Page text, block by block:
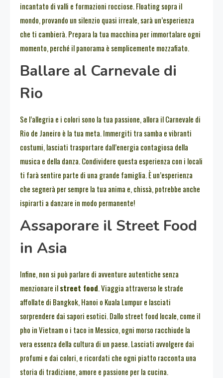
incantato di valli e formazioni rocciose. Floating sopra il
mondo, provando un silenzio quasi irreale, sarà un’esperienza
che ti cambierà. Prepara la tua macchina per immortalare ogni
momento, perché il panorama è semplicemente mozzafiato.
Ballare al Carnevale di
Rio
Se l’allegria e i colori sono la tua passione, allora il Carnevale di
Rio de Janeiro è la tua meta. Immergiti tra samba e vibranti
costumi, lasciati trasportare dall’energia contagiosa della
musica e della danza. Condividere questa esperienza con i locali
ti farà sentire parte di una grande famiglia. È un’esperienza
che segnerà per sempre la tua anima e, chissà, potrebbe anche
ispirarti a danzare in modo permanente!
Assaporare il Street Food
in Asia
Infine, non si può parlare di avventure autentiche senza
menzionare ilstreet food. Viaggia attraverso le strade
affollate di Bangkok, Hanoi o Kuala Lumpur e lasciati
sorprendere dai sapori esotici. Dallo street food locale, come il
pho in Vietnam o i taco in Messico, ogni morso racchiude la
vera essenza della cultura di un paese. Lasciati avvolgere dai
profumi e dai colori, e ricordati che ogni piatto racconta una
storia di tradizione, amore e passione per la cucina.